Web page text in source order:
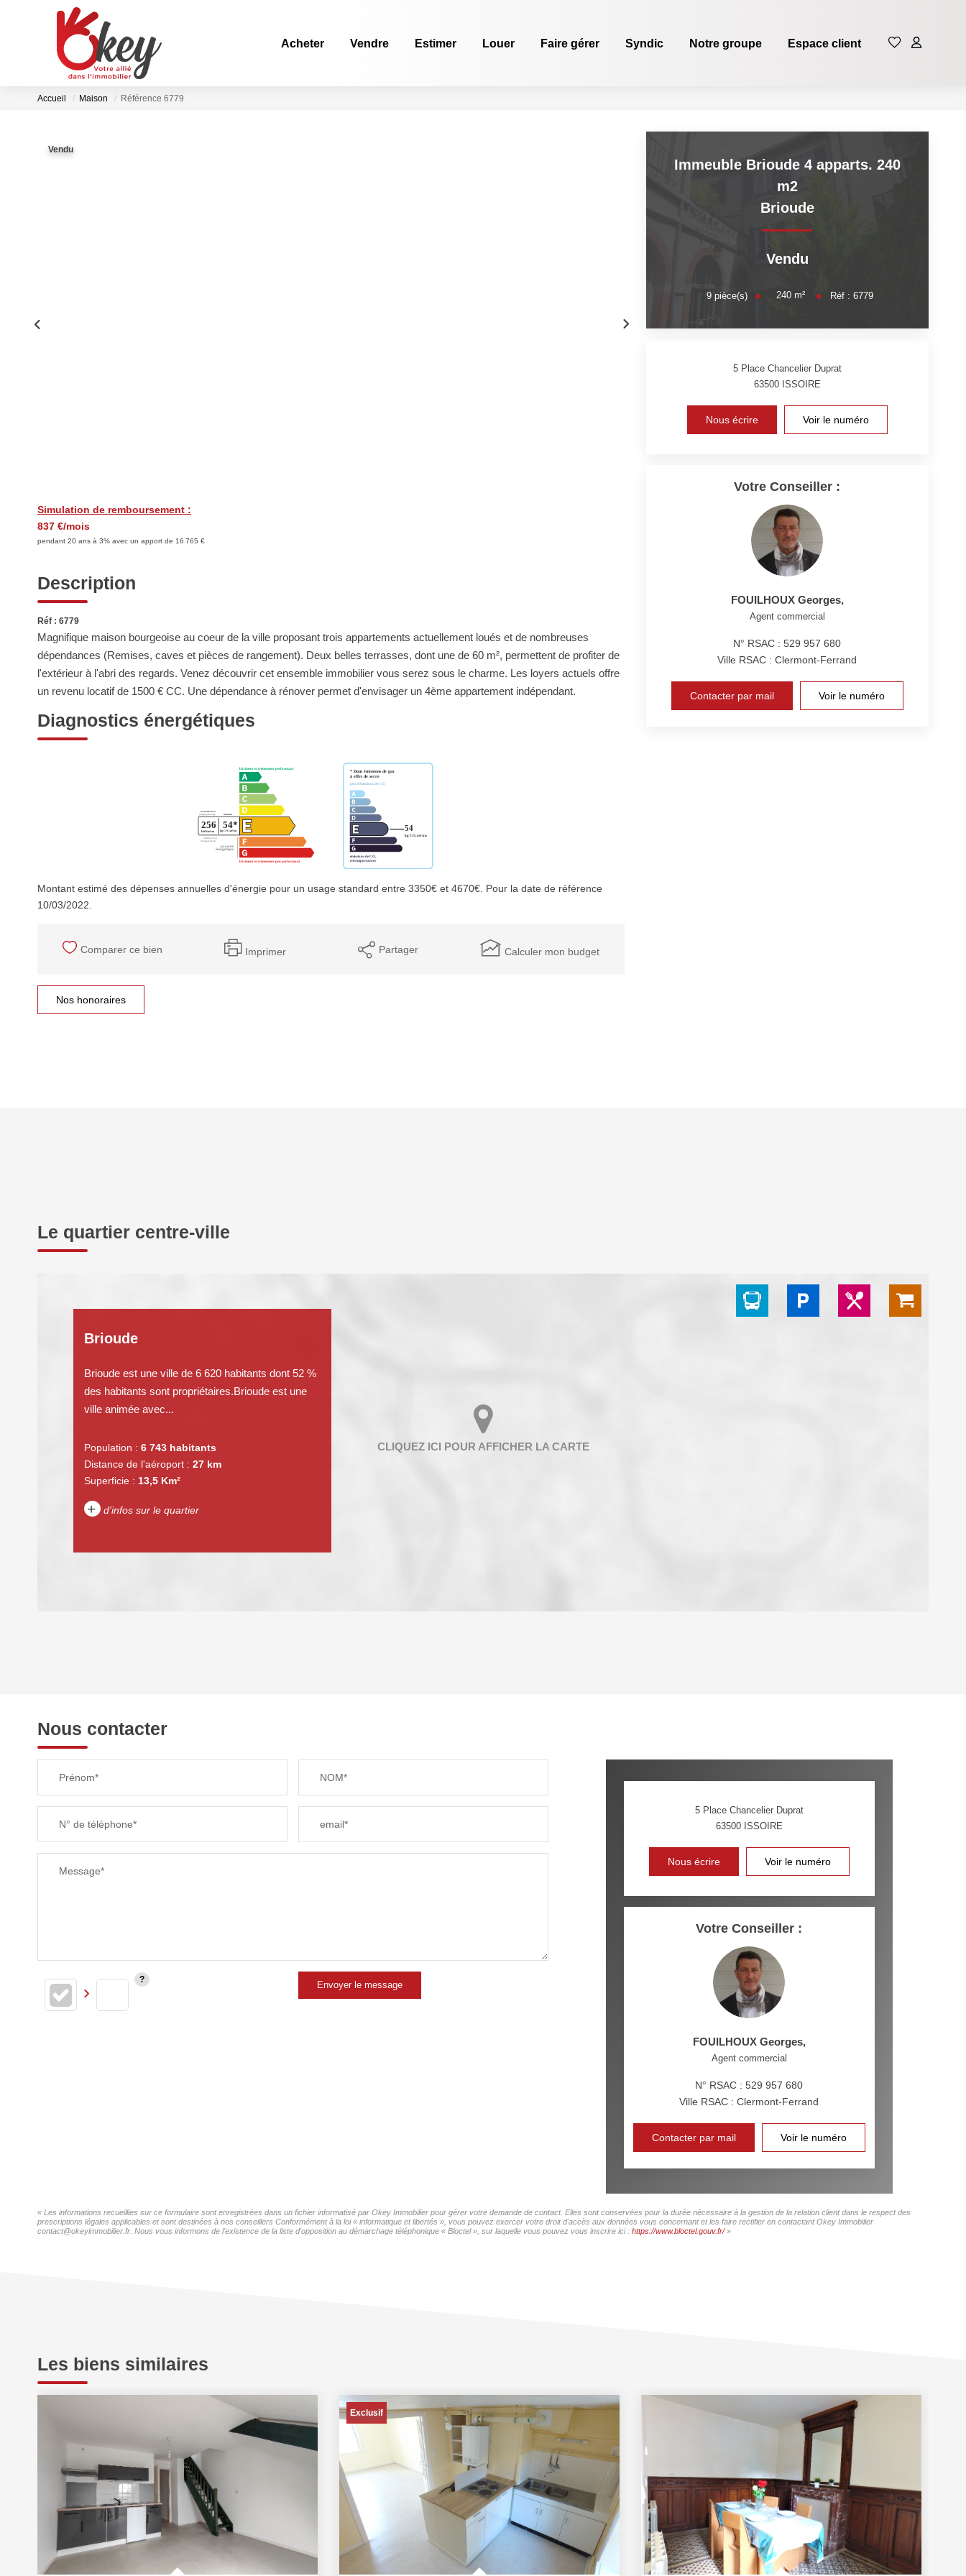
Acheter Vendre Estimer Louer Faire gérer Syndic Notre groupe Espace client
Accueil Maison Référence 6779
Vendu
Simulation de remboursement :
837 €/mois
pendant 20 ans à 3% avec un apport de 16 765 €
Description
Réf : 6779
Magnifique maison bourgeoise au coeur de la ville proposant trois appartements actuellement loués et de nombreuses
dépendances (Remises, caves et pièces de rangement). Deux belles terrasses, dont une de 60 m², permettent de profiter de
l'extérieur à l'abri des regards. Venez découvrir cet ensemble immobilier vous serez sous le charme. Les loyers actuels offre
un revenu locatif de 1500 € CC. Une dépendance à rénover permet d'envisager un 4ème appartement indépendant.
Diagnostics énergétiques
Montant estimé des dépenses annuelles d'énergie pour un usage standard entre 3350€ et 4670€. Pour la date de référence
10/03/2022.
Comparer ce bien Imprimer Partager Calculer mon budget
Nos honoraires
Immeuble Brioude 4 apparts. 240
m2
Brioude
Vendu
9pièce(s) 240 m² Réf :6779
5 Place Chancelier Duprat
63500 ISSOIRE
Nous écrire Voir le numéro
Votre Conseiller :
FOUILHOUX Georges,
Agent commercial
N° RSAC : 529 957 680
Ville RSAC : Clermont-Ferrand
Contacter par mail Voir le numéro
Le quartier centre-ville
Brioude
Brioude est une ville de 6 620 habitants dont 52 %
des habitants sont propriétaires.Brioude est une
ville animée avec...
Population : 6 743 habitants
Distance de l'aéroport : 27 km
Superficie : 13,5 Km²
+ d'infos sur le quartier
TAXE FONCIÈRE
RESTAURANTS ET CAFÉS COMMERCES MÉDECINS
Nous contacter
Prénom* NOM*
N° de téléphone* email*
Message*
Envoyer le message
5 Place Chancelier Duprat
63500 ISSOIRE
Nous écrire Voir le numéro
Votre Conseiller :
FOUILHOUX Georges,
Agent commercial
N° RSAC : 529 957 680
Ville RSAC : Clermont-Ferrand
Contacter par mail Voir le numéro
« Les informations recueillies sur ce formulaire sont enregistrées dans un fichier informatisé par Okey Immobilier pour gérer votre demande de contact. Elles sont conservées pour la durée nécessaire à la gestion de la relation client dans le respect des
prescriptions légales applicables et sont destinées à nos conseillers Conformément à la loi « informatique et libertés », vous pouvez exercer votre droit d'accès aux données vous concernant et les faire rectifier en contactant Okey Immobilier
contact@okeyimmobilier.fr. Nous vous informons de l'existence de la liste d'opposition au démarchage téléphonique « Bloctel », sur laquelle vous pouvez vous inscrire ici : https://www.bloctel.gouv.fr/»
Les biens similaires
Exclusif